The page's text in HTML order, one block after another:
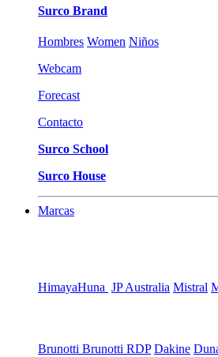
Surco Brand
Hombres Women Niños
Webcam
Forecast
Contacto
Surco School
Surco House
Marcas
HimayaHuna JP Australia Mistral
Brunotti Brunotti RDP Dakine